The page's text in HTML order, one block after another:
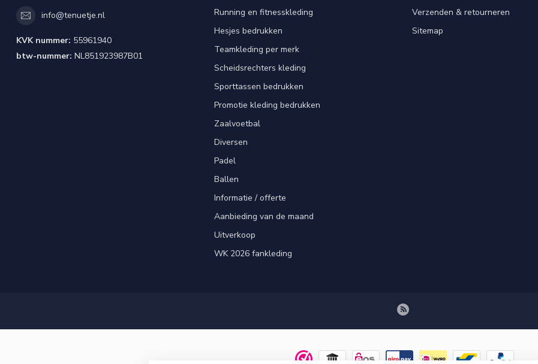
info@tenuetje.nl
KVK nummer: 55961940
btw-nummer: NL851923987B01
Running en fitnesskleding
Hesjes bedrukken
Teamkleding per merk
Scheidsrechters kleding
Sporttassen bedrukken
Promotie kleding bedrukken
Zaalvoetbal
Diversen
Padel
Ballen
Informatie / offerte
Aanbieding van de maand
Uitverkoop
WK 2026 fankleding
Verzenden & retourneren
Sitemap